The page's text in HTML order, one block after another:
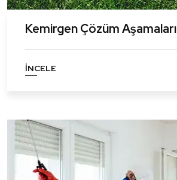
Kemirgen Çözüm Aşamaları
İNCELE